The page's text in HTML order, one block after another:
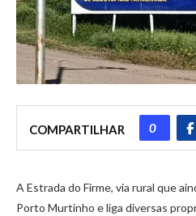
COMPARTILHAR 0
A Estrada do Firme, via rural que
Porto Murtinho e liga diversas